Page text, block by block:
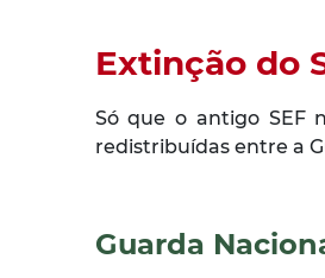
Extinção do
Só que o antigo SEF
redistribuídas entre a
Guarda